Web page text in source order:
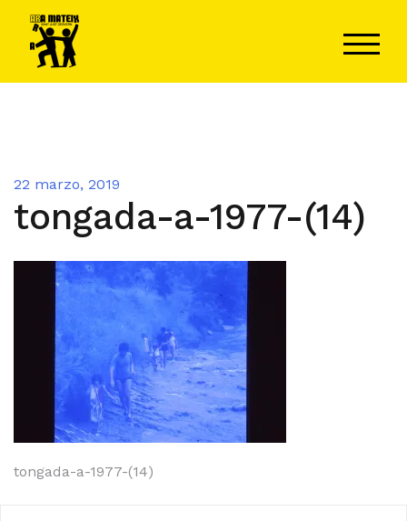
contenido
22 marzo, 2019
tongada-a-1977-(14)
Navegación
tongada-a-1977-(14)